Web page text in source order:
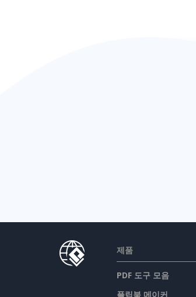
제품
PDF 도구 모음
플립북 메이커